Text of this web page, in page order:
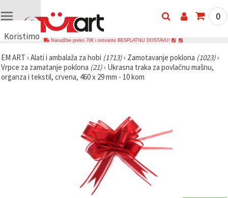
Koristimo
🍪
Koristimo
kolačiće i
0
Narudžbe preko 70€ i ostvarite BESPLATNU DOSTAVU!
EM ART › Alati i ambalaža za hobi (1713)› Zamotavanje poklona (1023)›
Vrpce za zamatanje poklona (21)› Ukrasna traka za povlačnu mašnu,
organza i tekstil, crvena, 460 x 29 mm - 10 kom